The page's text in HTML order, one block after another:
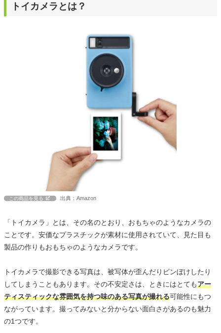
トイカメラとは？
この商品を見る 出典：Amazon
「トイカメラ」とは、その名のとおり、おもちゃのようなカメラの
ことです。安価なプラスチックが素材に使用されていて、見た目も
製品の作りもおもちゃのようなカメラです。
トイカメラで撮影できる写真は、被写体が歪んだりピンぼけしたり
してしまうこともあります。その不安定さは、ときにはとてもアー
ティスティックな雰囲気を持つ味のある写真が撮れる可能性にもつ
ながっています。撮ってみないと分からない面白さがあるのも魅力
の1つです。